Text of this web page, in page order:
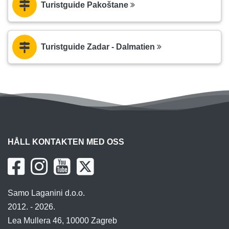
Turistguide Zadar - Dalmatien
Samo Laganini d.o.o.
Lea Mullera 46, 10000 Zagreb